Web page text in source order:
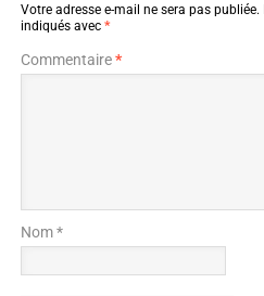
Votre adresse e-mail ne sera pas publiée.
indiqués avec *
Commentaire*
Nom *